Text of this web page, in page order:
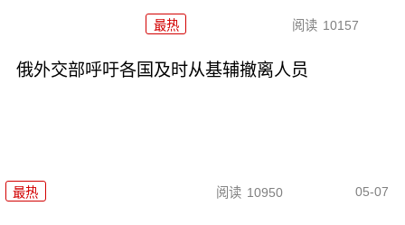
最热 阅读 10157
俄外交部呼吁各国及时从基辅撤离人员
最热 阅读 10950 05-07